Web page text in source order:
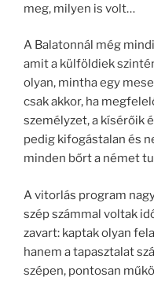
meg, milyen is volt…
A Balatonnál még
amit a külföldiek
olyan, mintha egy
csak akkor, ha
személyzet, a kísérőik
pedig kifogástalan és
minden bőrt a német
A vitorlás program
szép számmal voltak
zavart: kaptak olyan
hanem a tapasztalat
szépen, pontosan